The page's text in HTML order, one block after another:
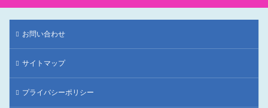
お問い合わせ
サイトマップ
プライバシーポリシー